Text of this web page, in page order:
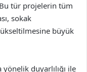
Bu tür projelerin tüm
sokak
büyük
duyarlılığı ile